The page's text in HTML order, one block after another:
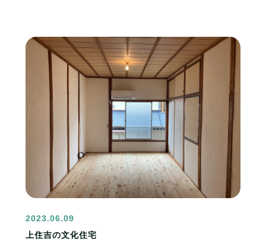
2023.06.09
上住吉の文化住宅